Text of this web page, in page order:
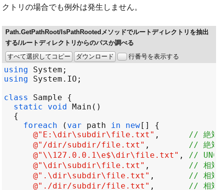
クトリの場合でも例外は発生しません。
Path.GetPathRoot/IsPathRootedメソッドでルートディレクトリを抽出
する/ルートディレクトリからのパスか調べる
すべて選択してコピー
ダウンロード 行番号を表示する
using System
using
System . IO
class
Sample
static
void Main
foreach ( var path in new
@"E:\dir\subdir\file.txt" , // 絶対
@"/dir/subdir/file.txt" , // 絶対
@"\\127.0.0.1\e$\dir\file.txt" , // UNC
@"\dir\subdir\file.txt" , // 相対
@".\dir\subdir\file.txt" , // 相対
@"./dir/subdir/file.txt" , // 相対